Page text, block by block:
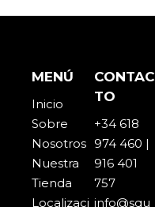
MENÚ
Inicio
Sobre
Nosotros
Nuestra
Tienda
Localizaci
CONTAC
TO
+34 618
974 460 |
916 401
757
info@squ